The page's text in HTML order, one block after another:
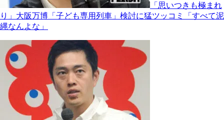
「思いつきも極まれ
り」大阪万博「子ども専用列車」検討に猛ツッコミ「すべて泥
縄なんよな」